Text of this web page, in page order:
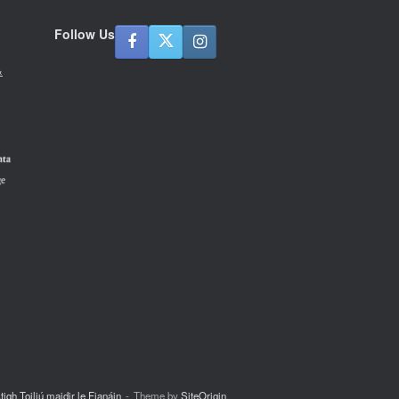
Follow Us
Toiliú maidir le Fianáin Theme bySiteOrigin